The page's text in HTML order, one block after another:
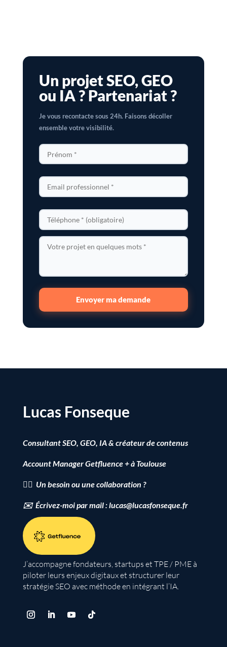
Un projet SEO, GEO
ou IA ? Partenariat ?
Je vous recontacte sous 24h. Faisons décoller
ensemble votre visibilité.
Envoyer ma demande
Lucas Fonseque
Consultant SEO, GEO, IA & créateur de contenus
Account Manager Getfluence + à Toulouse
👉🏻 Un besoin ou une collaboration ?
✉️ Écrivez-moi par mail : lucas@lucasfonseque.fr
J’accompagne fondateurs, startups et TPE / PME à
piloter leurs enjeux digitaux et structurer leur
stratégie SEO avec méthode en intégrant l’IA.